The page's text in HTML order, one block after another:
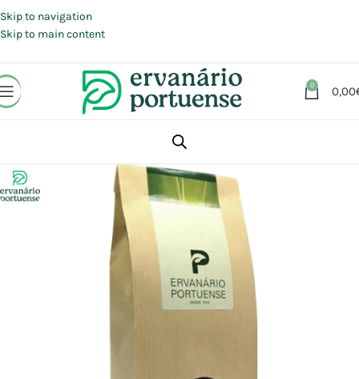
Skip to navigation
Skip to main content
0 0,00